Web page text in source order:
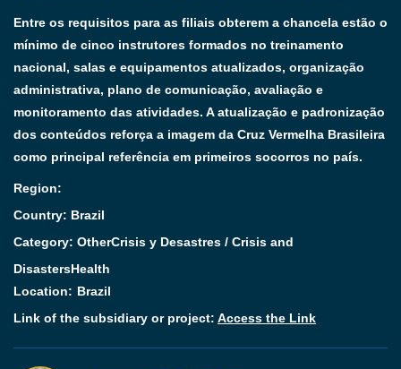
Entre os requisitos para as filiais obterem a chancela estão o
mínimo de cinco instrutores formados no treinamento
nacional, salas e equipamentos atualizados, organização
administrativa, plano de comunicação, avaliação e
monitoramento das atividades. A atualização e padronização
dos conteúdos reforça a imagem da Cruz Vermelha Brasileira
como principal referência em primeiros socorros no país.
Region:
Country: Brazil
Category: OtherCrisis y Desastres / Crisis and
DisastersHealth
Location: Brazil
Link of the subsidiary or project: Access the Link